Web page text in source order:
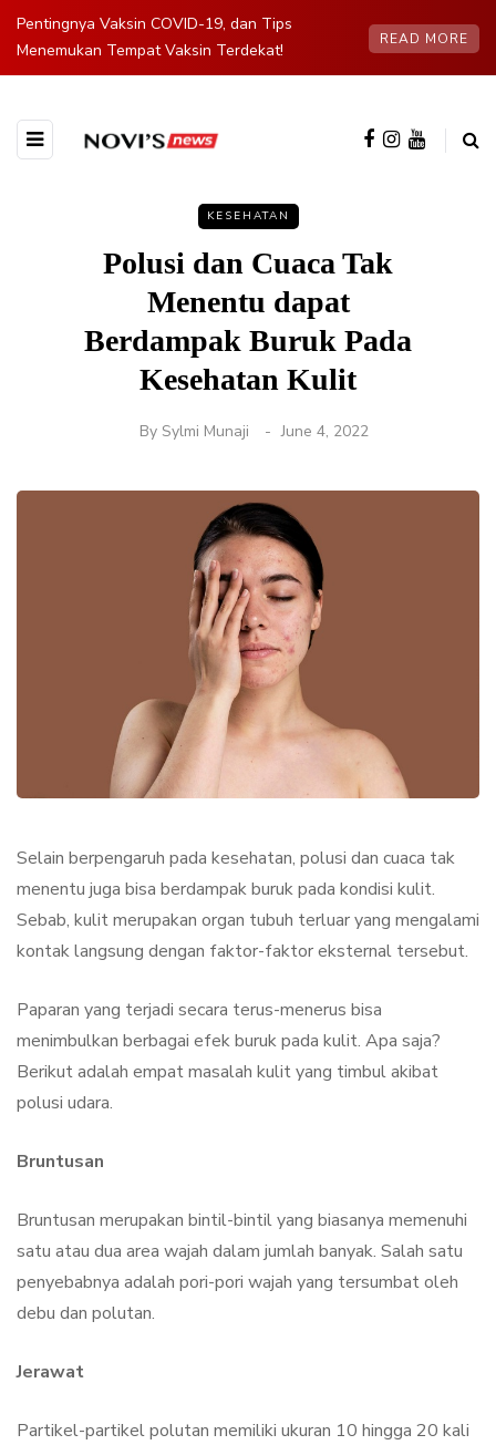
Pentingnya Vaksin COVID-19, dan Tips
Menemukan Tempat Vaksin Terdekat!
READ MORE
KESEHATAN
Polusi dan Cuaca Tak
Menentu dapat
Berdampak Buruk Pada
Kesehatan Kulit
By Sylmi Munaji June 4, 2022
Selain berpengaruh pada kesehatan, polusi dan cuaca tak
menentu juga bisa berdampak buruk pada kondisi kulit.
Sebab, kulit merupakan organ tubuh terluar yang mengalami
kontak langsung dengan faktor-faktor eksternal tersebut.
Paparan yang terjadi secara terus-menerus bisa
menimbulkan berbagai efek buruk pada kulit. Apa saja?
Berikut adalah empat masalah kulit yang timbul akibat
polusi udara.
Bruntusan
Bruntusan merupakan bintil-bintil yang biasanya memenuhi
satu atau dua area wajah dalam jumlah banyak. Salah satu
penyebabnya adalah pori-pori wajah yang tersumbat oleh
debu dan polutan.
Jerawat
Partikel-partikel polutan memiliki ukuran 10 hingga 20 kali